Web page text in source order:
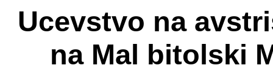
Ucevstvo na
na Mal bitolski